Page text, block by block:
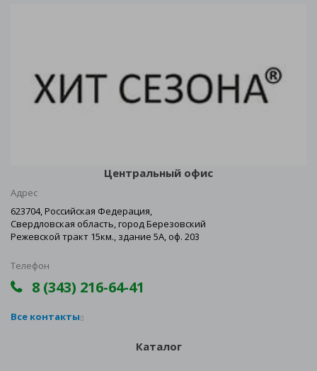
Центральный офис
Адрес
623704, Российская Федерация,
Свердловская область, город Березовский
Режевской тракт 15км., здание 5А, оф. 203
Телефон
8 (343) 216-64-41
Все контакты
Каталог